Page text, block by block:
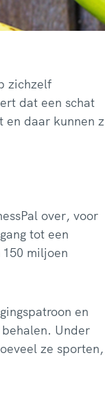
zichzelf
dat een schat
en daar kunnen
over, voor
tot een
miljoen
en
Under
ze sporten,